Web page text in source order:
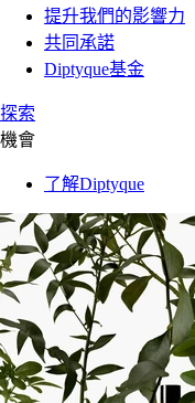
提升我們的影響力
共同承諾
Diptyque基金
探索
機會
了解Diptyque